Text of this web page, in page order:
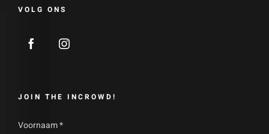
VOLG ONS
JOIN THE INCROWD!
Voornaam*